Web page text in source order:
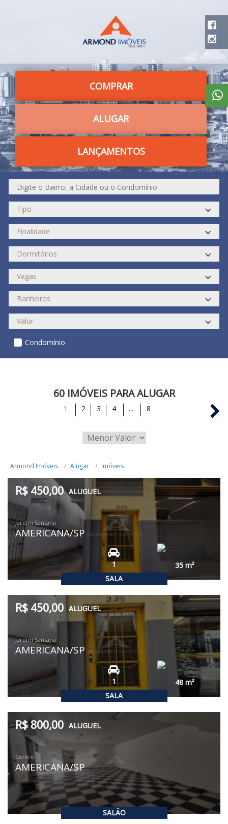
COMPRAR
ALUGAR
LANÇAMENTOS
Condomínio
60 IMÓVEIS PARA ALUGAR
1 2 3 4 ... 8
Armond Imóveis Alugar Imóveis
SALA
R$ 450,00 ALUGUEL
Jardim Santana
AMERICANA/SP
1 35m²
SALA
R$ 450,00 ALUGUEL
Jardim Santana
AMERICANA/SP
1 48m²
SALÃO
R$ 800,00 ALUGUEL
Centro
AMERICANA/SP